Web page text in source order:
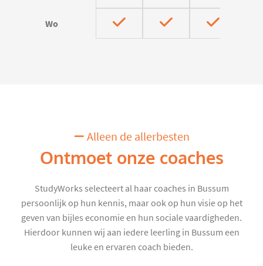
Wo
Alleen de allerbesten
Ontmoet onze coaches
StudyWorks selecteert al haar coaches in Bussum
persoonlijk op hun kennis, maar ook op hun visie op het
geven van bijles economie en hun sociale vaardigheden.
Hierdoor kunnen wij aan iedere leerling in Bussum een
leuke en ervaren coach bieden.